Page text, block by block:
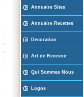
Annuaire Sites
Annuaire Recettes
Decoration
Art de Recevoir
Qui Sommes Nous
Logos